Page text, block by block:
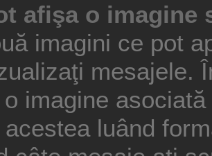
afişa o imagine
imagini ce pot
mesajele.
imagine
luând